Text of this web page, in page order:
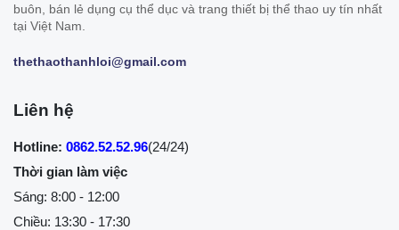
buôn, bán lẻ dụng cụ thể dục và trang thiết bị thể thao uy tín nhất
tại Việt Nam.
thethaothanhloi@gmail.com
Liên hệ
Hotline: 0862.52.52.96(24/24)
Thời gian làm việc
Sáng: 8:00 - 12:00
Chiều: 13:30 - 17:30